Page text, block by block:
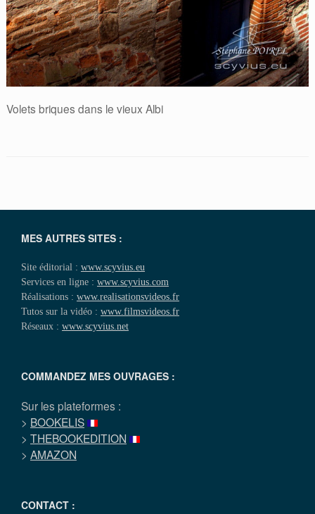
Volets briques dans le vieux Albi
MES AUTRES SITES :
Site éditorial : www.scyvius.eu
Services en ligne : www.scyvius.com
Réalisations : www.realisationsvideos.fr
Tutos sur la vidéo : www.filmsvideos.fr
Réseaux : www.scyvius.net
COMMANDEZ MES OUVRAGES :
Sur les plateformes :
> BOOKELIS
> THEBOOKEDITION
> AMAZON
CONTACT :